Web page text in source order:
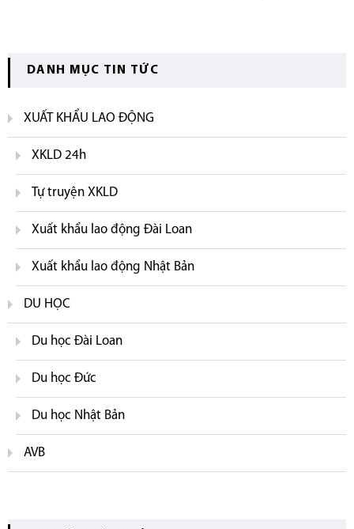
DANH MỤC TIN TỨC
XUẤT KHẨU LAO ĐỘNG
XKLD 24h
Tự truyện XKLD
Xuất khẩu lao động Đài Loan
Xuất khẩu lao động Nhật Bản
DU HỌC
Du học Đài Loan
Du học Đức
Du học Nhật Bản
AVB